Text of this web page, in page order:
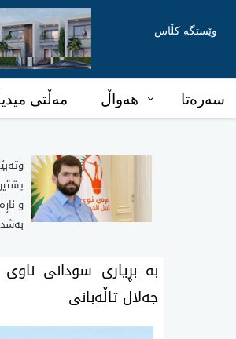
وێستگە کڵاس
سەرەتا هەواڵ مەڵتی
و
بە بڕیاری سودانی
جەلال تاڵەبانی